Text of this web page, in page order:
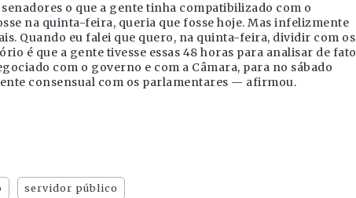
o que a gente tinha compatibilizado com o
na quinta-feira, queria que fosse hoje. Mas infelizmente
Quando eu falei que quero, na quinta-feira, dividir com os
é que a gente tivesse essas 48 horas para analisar de fato
com o governo e com a Câmara, para no sábado
consensual com os parlamentares — afirmou.
servidor público